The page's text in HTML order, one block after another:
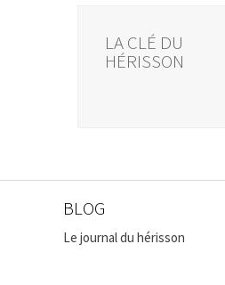
LA CLÉ DU
HÉRISSON
BLOG
Le journal du hérisson